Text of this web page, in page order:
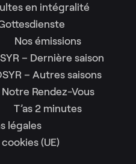
en intégralité
Nos émissions
– Dernière saison
– Autres saisons
Notre Rendez-Vous
T’as 2 minutes
légales
(UE)